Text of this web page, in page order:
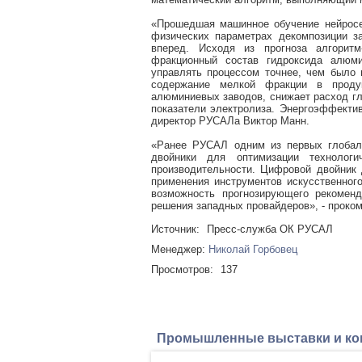
«Прошедшая машинное обучение
физических параметрах декомпозиции
вперед. Исходя из прогноза
фракционный состав гидроксида
управлять процессом точнее, чем
содержание мелкой фракции в
алюминиевых заводов, снижает расход
показатели электролиза.
директор РУСАЛа Виктор Манн.
«Ранее РУСАЛ одним из первых
двойники для оптимизации
производительности. Цифровой
применения инструментов
возможность прогнозирующего
решения западных провайдеров», -
Источник:
Пресс-служба ОК РУСАЛ
Менеджер: Николай Горбовец
Просмотров:
137
Промышленные выставки и